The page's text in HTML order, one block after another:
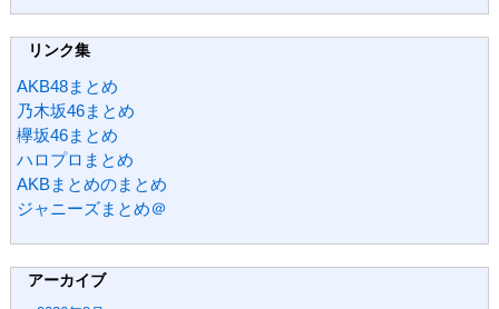
リンク集
AKB48まとめ
乃木坂46まとめ
欅坂46まとめ
ハロプロまとめ
AKBまとめのまとめ
ジャニーズまとめ＠
アーカイブ